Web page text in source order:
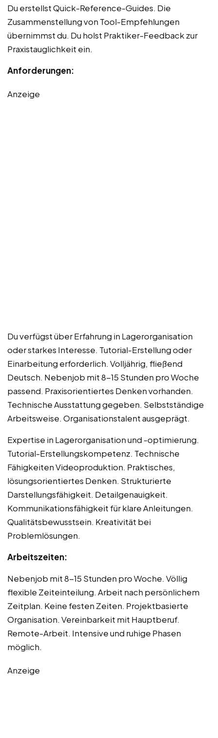
Du erstellst Quick-Reference-Guides. Die
Zusammenstellung von Tool-Empfehlungen
übernimmst du. Du holst Praktiker-Feedback zur
Praxistauglichkeit ein.
Anforderungen:
Anzeige
Du verfügst über Erfahrung in Lagerorganisation
oder starkes Interesse. Tutorial-Erstellung oder
Einarbeitung erforderlich. Volljährig, fließend
Deutsch. Nebenjob mit 8-15 Stunden pro Woche
passend. Praxisorientiertes Denken vorhanden.
Technische Ausstattung gegeben. Selbstständige
Arbeitsweise. Organisationstalent ausgeprägt.
Expertise in Lagerorganisation und -optimierung.
Tutorial-Erstellungskompetenz. Technische
Fähigkeiten Videoproduktion. Praktisches,
lösungsorientiertes Denken. Strukturierte
Darstellungsfähigkeit. Detailgenauigkeit.
Kommunikationsfähigkeit für klare Anleitungen.
Qualitätsbewusstsein. Kreativität bei
Problemlösungen.
Arbeitszeiten:
Nebenjob mit 8-15 Stunden pro Woche. Völlig
flexible Zeiteinteilung. Arbeit nach persönlichem
Zeitplan. Keine festen Zeiten. Projektbasierte
Organisation. Vereinbarkeit mit Hauptberuf.
Remote-Arbeit. Intensive und ruhige Phasen
möglich.
Anzeige